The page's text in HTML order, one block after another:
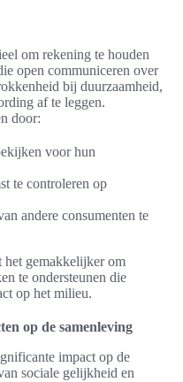
om rekening te houden
open communiceren over
bij duurzaamheid,
af te leggen.
door:
voor hun
te controleren op
andere consumenten te
het gemakkelijker om
te ondersteunen die
op het milieu.
op de samenleving
impact op de
sociale gelijkheid en